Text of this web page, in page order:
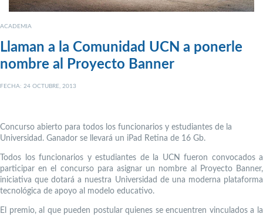
ACADEMIA
Llaman a la Comunidad UCN a ponerle
nombre al Proyecto Banner
FECHA: 24 OCTUBRE, 2013
Concurso abierto para todos los funcionarios y estudiantes de la
Universidad. Ganador se llevará un iPad Retina de 16 Gb.
Todos los funcionarios y estudiantes de la UCN fueron convocados a
participar en el concurso para asignar un nombre al Proyecto Banner,
iniciativa que dotará a nuestra Universidad de una moderna plataforma
tecnológica de apoyo al modelo educativo.
El premio, al que pueden postular quienes se encuentren vinculados a la